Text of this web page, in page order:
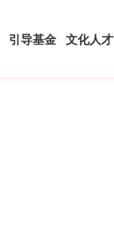
引导基金 文化人才